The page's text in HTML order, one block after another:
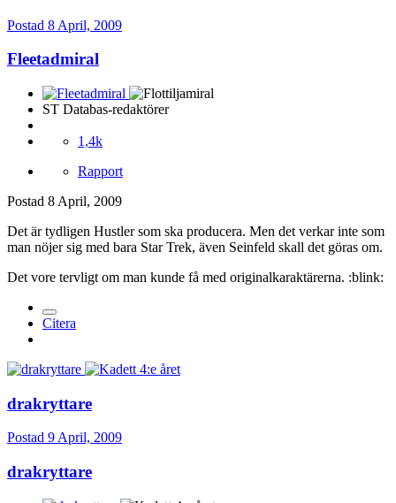
Postad 8 April, 2009
Fleetadmiral
ST Databas-redaktörer
1,4k
Rapport
Postad 8 April, 2009
Det är tydligen Hustler som ska producera. Men det verkar inte som
man nöjer sig med bara Star Trek, även Seinfeld skall det göras om.
Det vore tervligt om man kunde få med originalkaraktärerna. :blink:
Citera
drakryttare
Postad 9 April, 2009
drakryttare